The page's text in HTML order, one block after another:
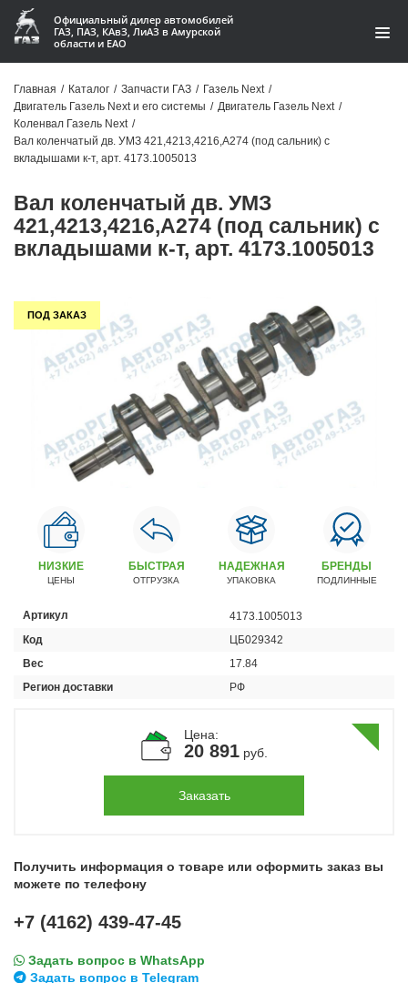
Официальный дилер автомобилей
ГАЗ, ПАЗ, КАвЗ, ЛиАЗ в Амурской
области и ЕАО
Акции
О компании
Контакты
Доставка
Статьи
Автомобили
Автомобили
+7 (4162) 22-95-09
Сервисный центр
+7 (4162) 22–95–69
График работы: ПН-ПТ с 8.30 до 18.00 (+6 по МСК)
График работы сервис: ПН-СБ с 8.30 до 20.00
Главная / Каталог / Запчасти ГАЗ / Газель Next /
Двигатель Газель Next и его системы / Двигатель Газель Next /
Коленвал Газель Next /
Вал коленчатый дв. УМЗ 421,4213,4216,А274 (под сальник) с
вкладышами к-т, арт. 4173.1005013
Вал коленчатый дв. УМЗ
421,4213,4216,А274 (под сальник) с
вкладышами к-т, арт. 4173.1005013
ПОД ЗАКАЗ
НИЗКИЕ
ЦЕНЫ
БЫСТРАЯ
ОТГРУЗКА
НАДЕЖНАЯ
УПАКОВКА
БРЕНДЫ
ПОДЛИННЫЕ
Артикул
4173.1005013
Код
ЦБ029342
Вес
17.84
Регион доставки
РФ
Цена:
20 891руб.
Заказать
Получить информация о товаре или оформить заказ вы
можете по телефону
+7 (4162) 439-47-45
Задать вопрос в WhatsApp
Задать вопрос в Telegram